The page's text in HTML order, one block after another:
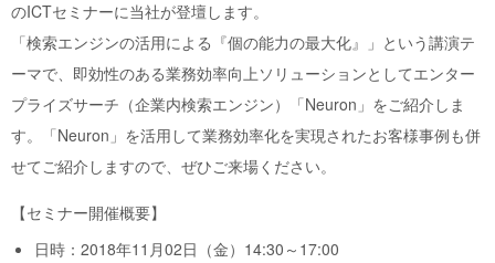
のICTセミナーに当社が登壇します。
「検索エンジンの活用による『個の能力の最大化』」という講演テ
ーマで、即効性のある業務効率向上ソリューションとしてエンター
プライズサーチ（企業内検索エンジン）「Neuron」をご紹介しま
す。「Neuron」を活用して業務効率化を実現されたお客様事例も併
せてご紹介しますので、ぜひご来場ください。
【セミナー開催概要】
日時：2018年11月02日（金）14:30～17:00